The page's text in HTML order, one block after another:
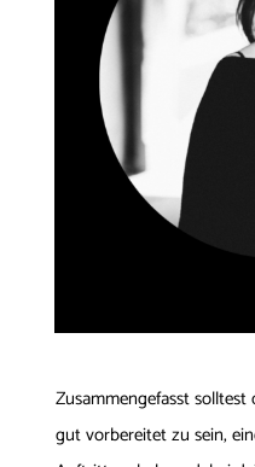
Zusammengefasst
gut vorbereitet zu sein,